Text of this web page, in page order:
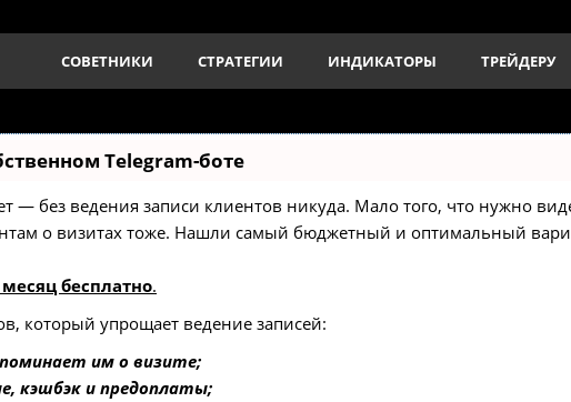
СОВЕТНИКИ СТРАТЕГИИ ИНДИКАТОРЫ ТРЕЙДЕРУ
Telegram-боте
— без ведения записи клиентов никуда. Мало того, что нужно
о визитах тоже. Нашли самый бюджетный и оптимальный
бесплатно.
который упрощает ведение записей:
им о визите;
кэшбэк и предоплаты;